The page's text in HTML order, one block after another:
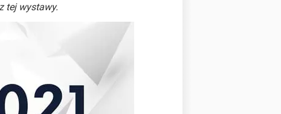
tej wystawy.